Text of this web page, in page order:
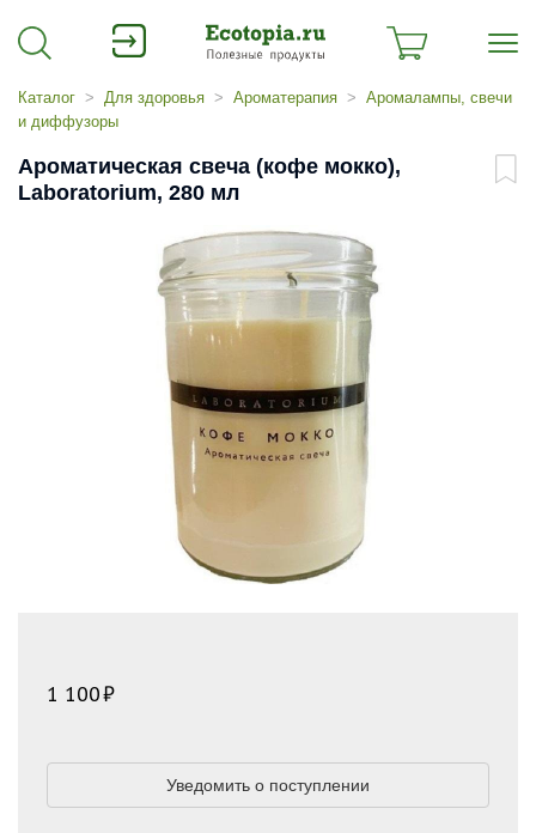
Каталог Для здоровья Ароматерапия
Аромалампы, свечи
и диффузоры
Ароматическая свеча (кофе мокко),
Laboratorium, 280 мл
1 100
Уведомить о поступлении